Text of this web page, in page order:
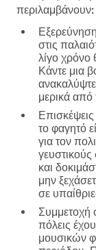
περιλαμβάνουν:
στις
λίγο χρόνο
Κάντε μια
μερικά από
το φαγητό
για τον
και
μην
σε
Συμμετοχή
πόλεις
μουσικών